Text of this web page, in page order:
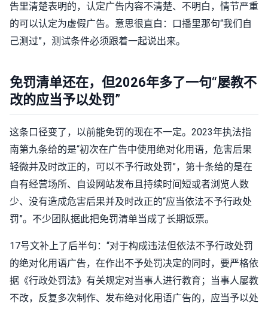
告里清楚表明的，认定广告内容不清楚、不明白，情节严重
的可以认定为虚假广告。意思很直白：口播里那句“我们自
己测过”，测试条件必须跟着一起说出来。
免罚清单还在，但2026年多了一句“屡教不
改的应当予以处罚”
这条口径变了，以前能免罚的现在不一定。2023年执法指
南第九条给的是“初次在广告中使用绝对化用语，危害后果
轻微并及时改正的，可以不予行政处罚”，第十条给的是在
自有经营场所、自设网站发布且持续时间短或者浏览人数
少、没有造成危害后果并及时改正的“应当依法不予行政处
罚”。不少团队据此把免罚清单当成了长期饭票。
17号文补上了后半句：“对于构成违法但依法不予行政处罚
的绝对化用语广告，在作出不予处罚决定的同时，要严格依
据《行政处罚法》有关规定对当事人进行教育；当事人屡教
不改，反复多次制作、发布绝对化用语广告的，应当予以处